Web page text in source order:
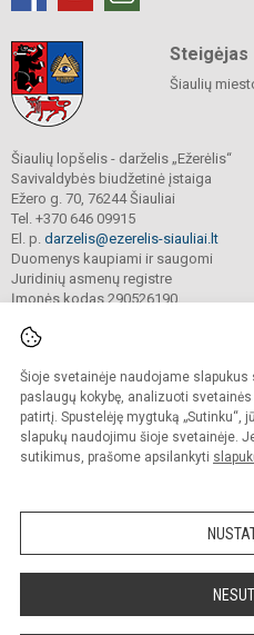
Šioje svetainėje naudojame
paslaugų kokybę, analizuoti
patirtį. Spustelėję mygtuką
slapukų naudojimu šioje svetainėje.
sutikimus, prašome apsilankyti
Steigėjas
Šiaulių
Šiaulių lopšelis - darželis „Ežerėlis“
Savivaldybės biudžetinė įstaiga
Ežero g. 70, 76244 Šiauliai
Tel. +370 646 09915
El. p. darzelis@ezerelis-siauliai.lt
Duomenys kaupiami ir saugomi
Juridinių asmenų registre
Įmonės kodas 290526190
© 2023. Šiaulių lopšelis - darželis
Kopijuoti turinį be raštiško įstaigos
Versija neįgaliesiems
Sumanus būdas atnaujinti